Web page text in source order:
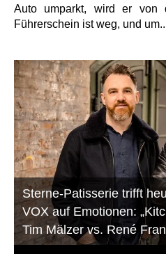
Auto umparkt, wird er von
Führerschein ist weg, und
Sterne-Patisserie trifft
VOX auf Emotionen:
Tim Mälzer vs. René